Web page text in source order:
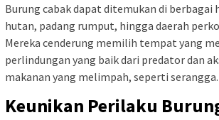
Burung cabak dapat ditemukan di
hutan, padang rumput, hingga daerah
Mereka cenderung memilih tempat yang
perlindungan yang baik dari predator dan
makanan yang melimpah, seperti serangga.
Keunikan Perilaku